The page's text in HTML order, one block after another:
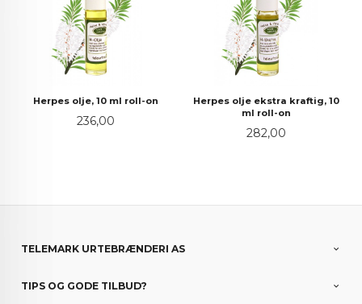
Herpes olje, 10 ml roll-on
Pris
236,00
Herpes olje ekstra kraftig, 10
ml roll-on
Pris
282,00
TELEMARK URTEBRÆNDERI AS
TIPS OG GODE TILBUD?